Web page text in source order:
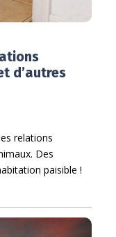
d’autres
relations
Des
paisible !